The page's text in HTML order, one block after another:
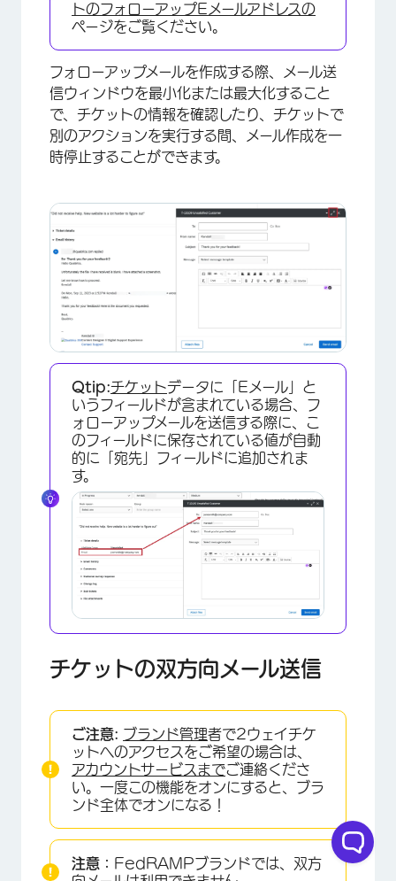
×
トのフォローアップEメールアドレスの
ページをご覧ください。
フォローアップメールを作成する際、メール送
信ウィンドウを最小化または最大化すること
で、チケットの情報を確認したり、チケットで
別のアクションを実行する間、メール作成を一
時停止することができます。
Qtip:チケットデータに「Eメール」と
いうフィールドが含まれている場合、フ
ォローアップメールを送信する際に、こ
のフィールドに保存されている値が自動
的に「宛先」フィールドに追加されま
す。
チケットの双方向メール送信
ご注意: ブランド管理者で2ウェイチケ
ットへのアクセスをご希望の場合は、
アカウントサービスまでご連絡くださ
い。一度この機能をオンにすると、ブラ
ンド全体でオンになる！
注意： FedRAMPブランドでは、双方